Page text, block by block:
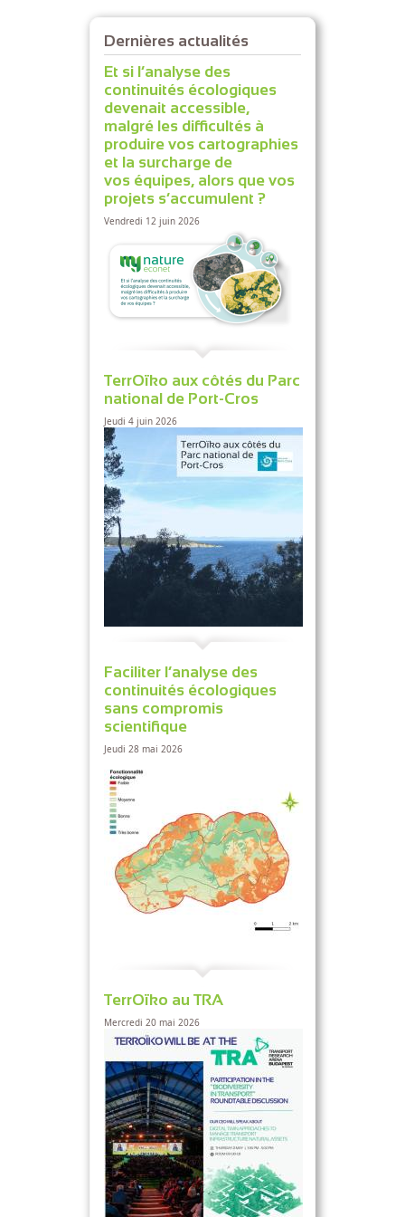
Dernières actualités
Et si l’analyse des
continuités écologiques
devenait accessible,
malgré les difficultés à
produire vos cartographies
et la surcharge de
vos équipes, alors que vos
projets s’accumulent ?
Vendredi 12 juin 2026
TerrOïko aux côtés du Parc
national de Port-Cros
Jeudi 4 juin 2026
Faciliter l’analyse des
continuités écologiques
sans compromis
scientifique
Jeudi 28 mai 2026
TerrOïko au TRA
Mercredi 20 mai 2026